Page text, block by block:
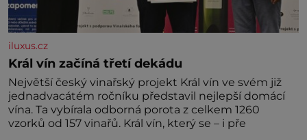
iluxus.cz
Král vín začíná třetí dekádu
Největší český vinařský projekt Král vín ve svém již
jednadvacátém ročníku představil nejlepší domácí
vína. Ta vybírala odborná porota z celkem 1260
vzorků od 157 vinařů. Král vín, který se – i pře